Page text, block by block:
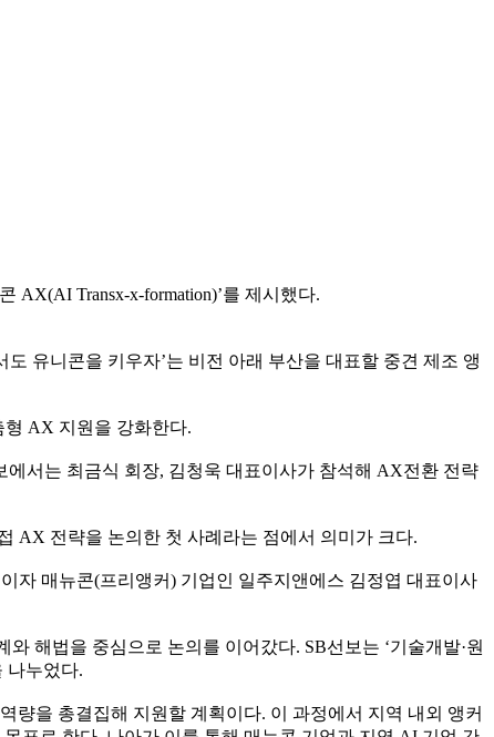
AX(AI Transx-x-formation)’를 제시했다.
유니콘을 키우자’는 비전 아래 부산을 대표할 중견 제조 앵
형 AX 지원을 강화한다.
서는 최금식 회장, 김청욱 대표이사가 참석해 AX전환 전략
AX 전략을 논의한 첫 사례라는 점에서 의미가 크다.
자 매뉴콘(프리앵커) 기업인 일주지앤에스 김정엽 대표이사
해법을 중심으로 논의를 이어갔다. SB선보는 ‘기술개발·원
나누었다.
을 총결집해 지원할 계획이다. 이 과정에서 지역 내외 앵커